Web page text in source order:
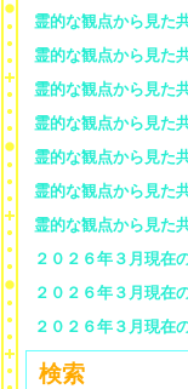
霊的な観点から見た
霊的な観点から見た
霊的な観点から見た
霊的な観点から見た
霊的な観点から見た
霊的な観点から見た
霊的な観点から見た
２０２６年３月現在
２０２６年３月現在
２０２６年３月現在
検索